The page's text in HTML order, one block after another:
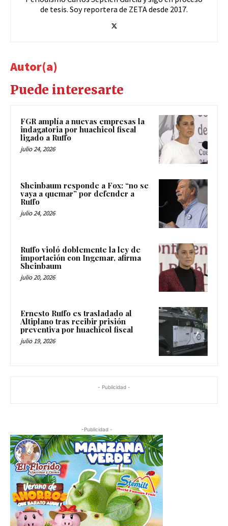
de tesis. Soy reportera de ZETA desde 2017.
Autor(a)
Puede interesarte
FGR amplía a nuevas empresas la
indagatoria por huachicol fiscal
ligado a Ruffo
julio 24, 2026
Sheinbaum responde a Fox: “no se
vaya a quemar” por defender a
Ruffo
julio 24, 2026
Ruffo violó doblemente la ley de
importación con Ingemar, afirma
Sheinbaum
julio 20, 2026
Ernesto Ruffo es trasladado al
Altiplano tras recibir prisión
preventiva por huachicol fiscal
julio 19, 2026
- Publicidad -
-Publicidad -